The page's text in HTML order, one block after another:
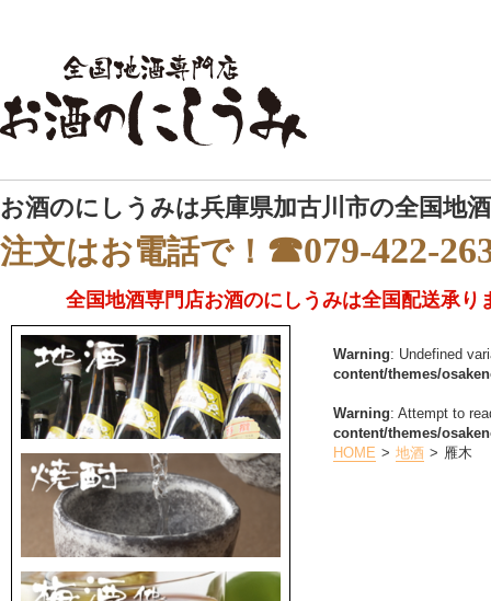
お酒のにしうみは兵庫県加古川市の全国地
注文はお電話で！ ☎079-422-
全国地酒専門店お酒のにしうみは全国配送承り
Warning: Undefined
content/themes/
Warning: Attempt to
content/themes/
HOME
地酒 雁木